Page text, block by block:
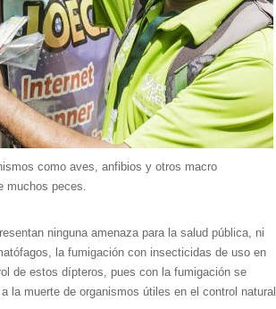
como aves, anfibios y otros macro
muchos peces.
ninguna amenaza para la salud pública, ni
la fumigación con insecticidas de uso en
de estos dípteros, pues con la fumigación se
la muerte de organismos útiles en el control natural